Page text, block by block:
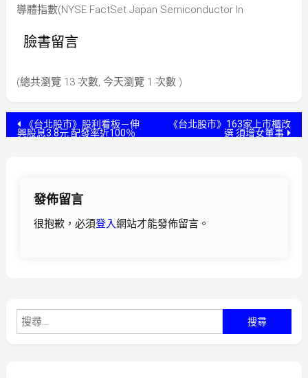
導體指數(NYSE FactSet Japan Semiconductor In
臉書留言
(總共瀏覽 13 次數, 今天瀏覽 1 次數 )
文 《台北股市》股利看板－伸
興股息3.8元 配發率近100％
《台北股市》163家上市櫃改
選 須增女董事
發佈留言
很抱歉，必須登入網站才能發佈留言。
尋